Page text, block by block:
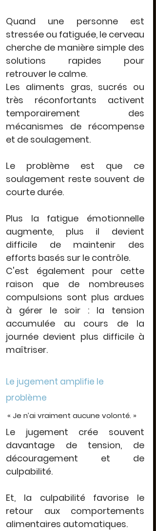
Quand une personne est
stressée ou fatiguée, le cerveau
cherche de manière simple des
solutions rapides pour
retrouver le calme.
Les aliments gras, sucrés ou
très réconfortants activent
temporairement des
mécanismes de récompense
et de soulagement.
Le problème est que ce
soulagement reste souvent de
courte durée.
Plus la fatigue émotionnelle
augmente, plus il devient
difficile de maintenir des
efforts basés sur le contrôle.
C'est également pour cette
raison que de nombreuses
compulsions sont plus ardues
à gérer le soir : la tension
accumulée au cours de la
journée devient plus difficile à
maîtriser.
Le jugement amplifie le
problème
« Je n’ai vraiment aucune volonté. »
Le jugement crée souvent
davantage de tension, de
découragement et de
culpabilité.
Et, la culpabilité favorise le
retour aux comportements
alimentaires automatiques.